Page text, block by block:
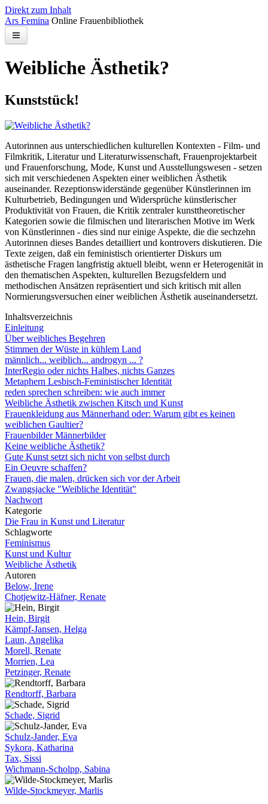
Direkt zum Inhalt
Ars Femina Online Frauenbibliothek
Kontakt
Suchen
Weibliche Ästhetik?
Kunststück!
Autorinnen aus unterschiedlichen kulturellen Kontexten - Film- und
Filmkritik, Literatur und Literaturwissenschaft, Frauenprojektarbeit
und Frauenforschung, Mode, Kunst und Ausstellungswesen - setzen
sich mit verschiedenen Aspekten einer weiblichen Ästhetik
auseinander. Rezeptionswiderstände gegenüber Künstlerinnen im
Kulturbetrieb, Bedingungen und Widersprüche künstlerischer
Produktivität von Frauen, die Kritik zentraler kunsttheoretischer
Kategorien sowie die filmischen und literarischen Motive im Werk
von Künstlerinnen - dies sind nur einige Aspekte, die die sechzehn
Autorinnen dieses Bandes detailliert und kontrovers diskutieren. Die
Texte zeigen, daß ein feministisch orientierter Diskurs um
ästhetische Fragen langfristig aktuell bleibt, wenn er Heterogenität in
den thematischen Aspekten, kulturellen Bezugsfeldern und
methodischen Ansätzen repräsentiert und sich kritisch mit allen
Normierungsversuchen einer weiblichen Ästhetik auseinandersetzt.
Inhaltsverzeichnis
Einleitung
Über weibliches Begehren
Stimmen der Wüste in kühlem Land
männlich... weiblich... androgyn ... ?
InterRegio oder nichts Halbes, nichts Ganzes
Metaphern Lesbisch-Feministischer Identität
reden sprechen schreiben: wie auch immer
Weibliche Ästhetik zwischen Kitsch und Kunst
Frauenkleidung aus Männerhand oder: Warum gibt es keinen
weiblichen Gaultier?
Frauenbilder Männerbilder
Keine weibliche Ästhetik?
Gute Kunst setzt sich nicht von selbst durch
Ein Oeuvre schaffen?
Frauen, die malen, drücken sich vor der Arbeit
Zwangsjacke "Weibliche Identität"
Nachwort
Kategorie
Die Frau in Kunst und Literatur
Schlagworte
Feminismus
Kunst und Kultur
Weibliche Ästhetik
Autoren
Below, Irene
Chotjewitz-Häfner, Renate
Hein, Birgit
Kämpf-Jansen, Helga
Laun, Angelika
Morell, Renate
Morrien, Lea
Petzinger, Renate
Rendtorff, Barbara
Schade, Sigrid
Schulz-Jander, Eva
Sykora, Katharina
Tax, Sissi
Wichmann-Scholpp, Sabina
Wilde-Stockmeyer, Marlis